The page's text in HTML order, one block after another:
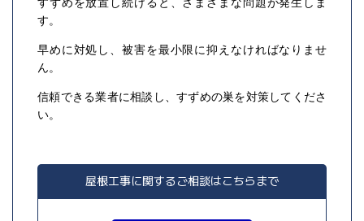
す。
早めに対処し、被害を最小限に抑えなければなりませ
ん。
信頼できる業者に相談し、すずめの巣を対策してくださ
い。
屋根工事に関するご相談はこちらまで